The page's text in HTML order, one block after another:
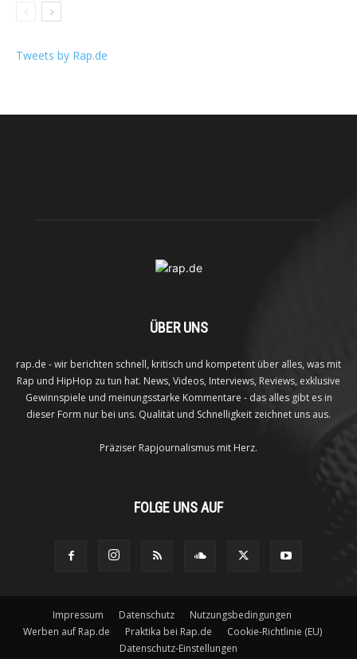
Tweets by Rap.de
ÜBER UNS
rap.de - wir berichten schnell, kritisch und kompetent über alles, was mit
Rap und HipHop zu tun hat. News, Videos, Interviews, Reviews, exklusive
Gewinnspiele und meinungsstarke Kommentare - das alles gibt es in
dieser Form nur bei uns. Qualität und Schnelligkeit zeichnet uns aus.
Präziser Rapjournalismus mit Herz.
FOLGE UNS AUF
Impressum Datenschutz
Nutzungsbedingungen
Werben auf Rap.de
Praktika bei Rap.de
Cookie-Richtlinie (EU)
Datenschutz-Einstellungen